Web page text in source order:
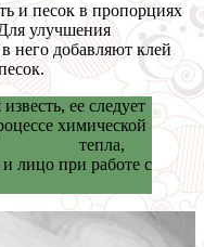
и песок в пропорциях
улучшения
него добавляют клей
ее следует
химической
тепла,
лицо при работе с